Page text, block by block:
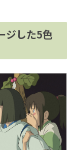
ジした5色